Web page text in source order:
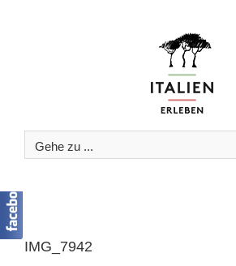
Gehe zu ...
IMG_7942